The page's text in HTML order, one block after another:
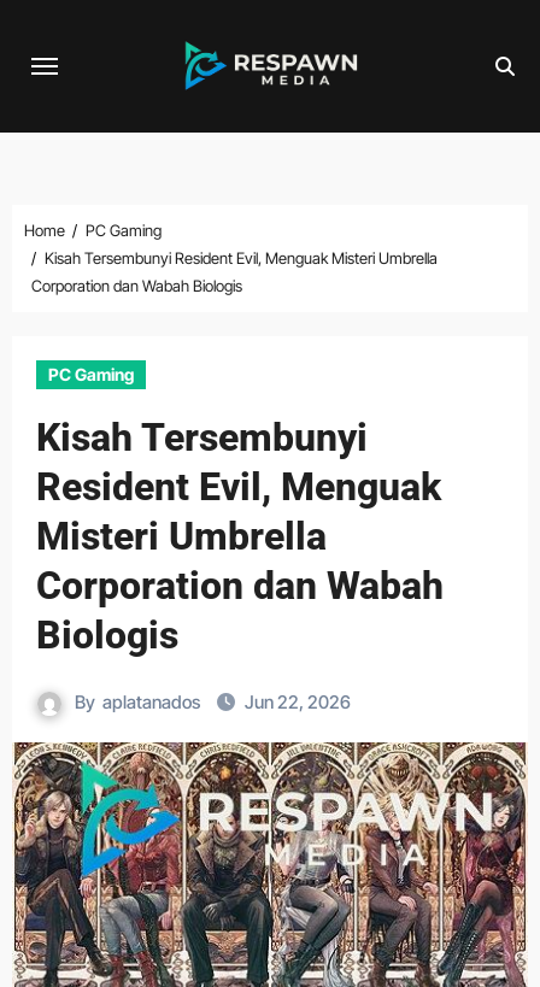
Home
PC Gaming
Kisah Tersembunyi Resident Evil, Menguak Misteri Umbrella
Corporation dan Wabah Biologis
PC Gaming
Kisah Tersembunyi
Resident Evil, Menguak
Misteri Umbrella
Corporation dan Wabah
Biologis
By aplatanados Jun 22, 2026